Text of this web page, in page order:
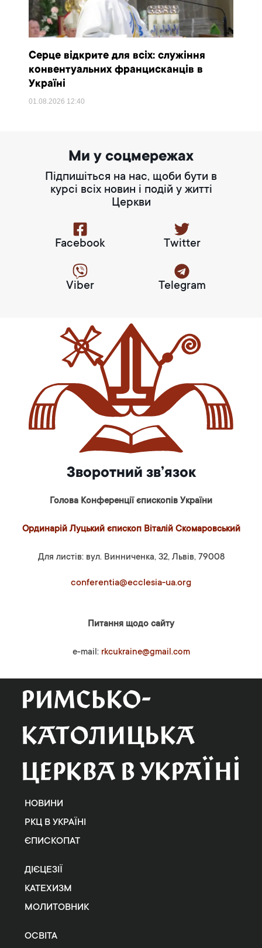
Серце відкрите для всіх: служіння
конвентуальних францисканців в
Україні
01.08.2026 12:40
Ми у соцмережах
Підпишіться на нас, щоби бути в
курсі всіх новин і подій у житті
Церкви
Facebook Twitter
Viber Telegram
Зворотний зв’язок
Голова Конференції єпископів України
Ординарій Луцький єпископ Віталій Скомаровський
Для листів: вул. Винниченка, 32, Львів, 79008
conferentia@ecclesia-ua.org
Питання щодо сайту
e-mail: rkcukraine@gmail.com
НОВИНИ
РКЦ В УКРАЇНІ
ЄПИСКОПАТ
ДІЄЦЕЗІЇ
КАТЕХИЗМ
МОЛИТОВНИК
ОСВІТА